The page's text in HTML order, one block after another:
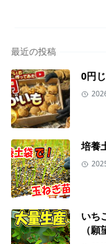
最近の投稿
0円
培養
いち
（願